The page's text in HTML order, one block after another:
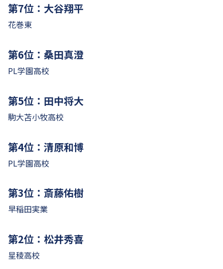
第7位：大谷翔平
花巻東
第6位：桑田真澄
PL学園高校
第5位：田中将大
駒大苫小牧高校
第4位：清原和博
PL学園高校
第3位：斎藤佑樹
早稲田実業
第2位：松井秀喜
星稜高校